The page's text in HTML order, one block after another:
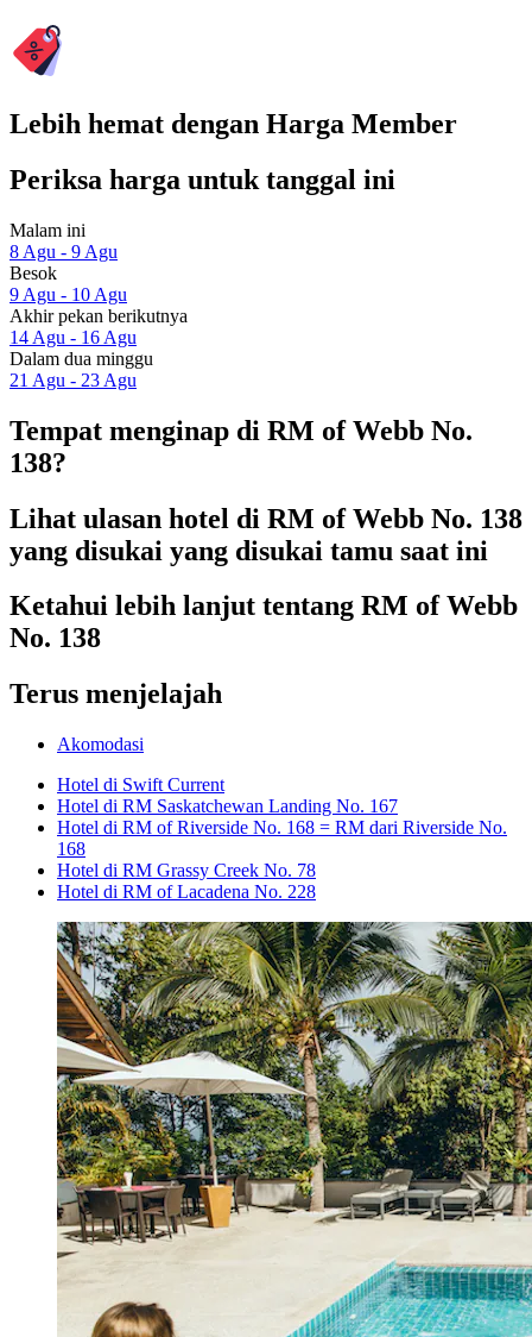
Lebih hemat dengan Harga Member
Periksa harga untuk tanggal ini
Malam ini
8 Agu - 9 Agu
Besok
9 Agu - 10 Agu
Akhir pekan berikutnya
14 Agu - 16 Agu
Dalam dua minggu
21 Agu - 23 Agu
Tempat menginap di RM of Webb No.
138?
Lihat ulasan hotel di RM of Webb No. 138
yang disukai yang disukai tamu saat ini
Ketahui lebih lanjut tentang RM of Webb
No. 138
Terus menjelajah
Akomodasi
Hotel di Swift Current
Hotel di RM Saskatchewan Landing No. 167
Hotel di RM of Riverside No. 168 = RM dari Riverside No.
168
Hotel di RM Grassy Creek No. 78
Hotel di RM of Lacadena No. 228